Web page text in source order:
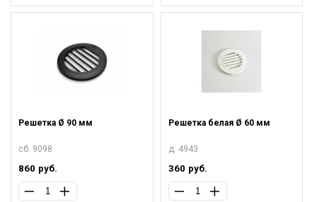
Решетка Ø 90 мм
сб. 9098
860 руб.
Решетка белая Ø 60 мм
д. 4943
360 руб.